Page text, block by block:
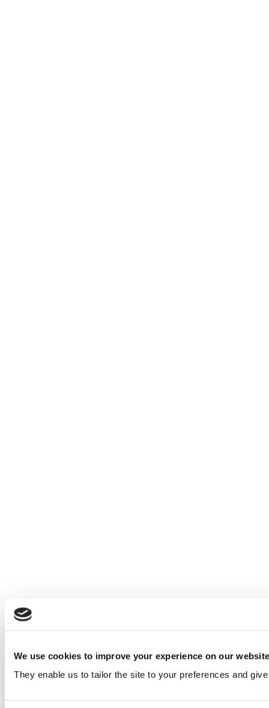
We use cookies to improve your experience on our website
They enable us to tailor the site to your preferences and